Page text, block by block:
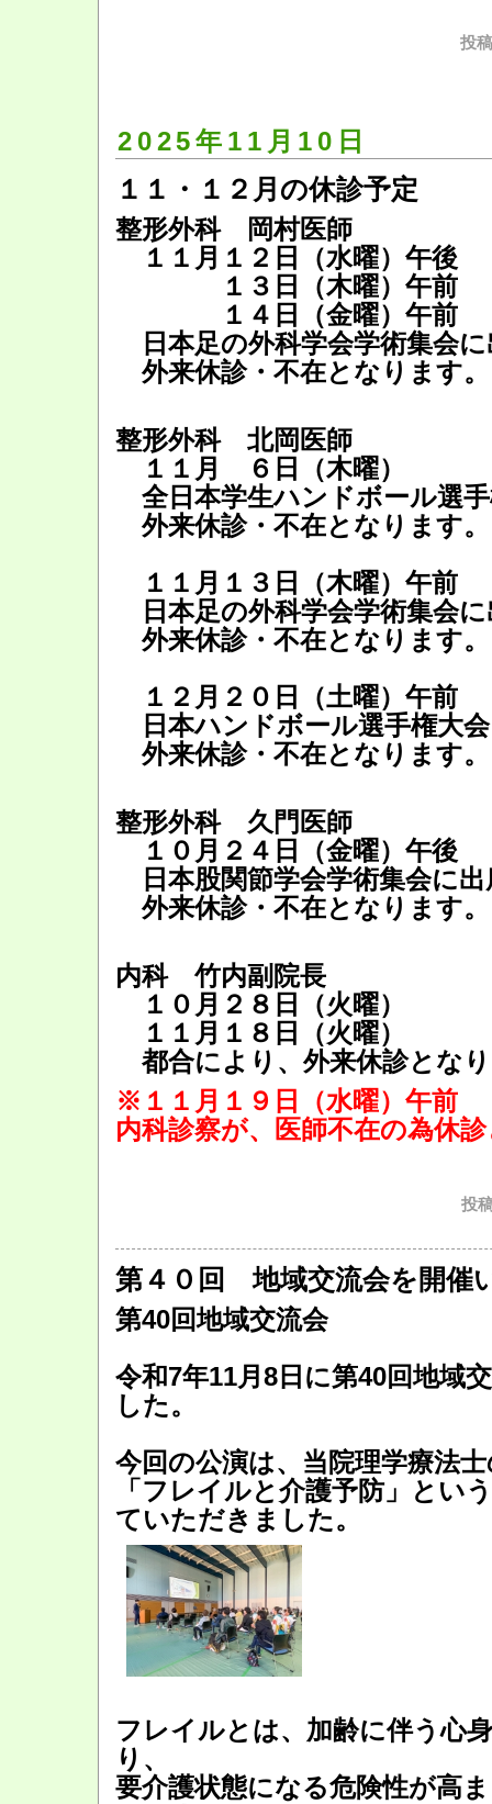
投
2025年11月10日
１１・１２月の休診予定
整形外科 岡村医師
１１月１２日（水曜）午後
１３日（木曜）午前
１４日（金曜）午前
日本足の外科学会学術集会
外来休診・不在となります。
整形外科 北岡医師
１１月 ６日（木曜）
全日本学生ハンドボール選
外来休診・不在となります。
１１月１３日（木曜）午前
日本足の外科学会学術集会
外来休診・不在となります。
１２月２０日（土曜）午前
日本ハンドボール選手権大
外来休診・不在となります。
整形外科 久門医師
１０月２４日（金曜）午後
日本股関節学会学術集会に
外来休診・不在となります。
内科 竹内副院長
１０月２８日（火曜）
１１月１８日（火曜）
都合により、外来休診とな
※１１月１９日（水曜）午前
内科診察が、医師不在の為休
投
第４０回 地域交流会を開催
第40回地域交流会
令和7年11月8日に第40回地域
した。
今回の公演は、当院理学療法
「フレイルと介護予防」とい
ていただきました。
フレイルとは、加齢に伴う心
り、
要介護状態になる危険性が高